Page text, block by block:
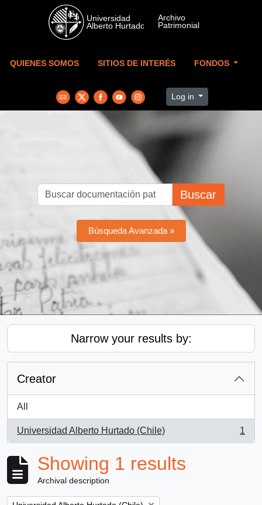
Skip to main content
QUIENES SOMOS SITIOS DE INTERÉS FONDOS
Log in
Buscar
Búsqueda Avanzada »
Narrow your results by:
Creator
All
Universidad Alberto Hurtado (Chile)
, 1 results
1
Showing 1 results
Archival description